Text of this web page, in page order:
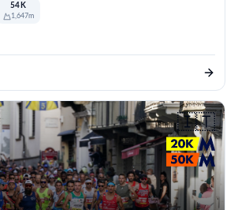
54K
1,647m
🇮🇹